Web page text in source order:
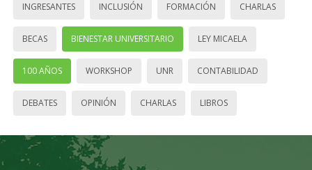
INGRESANTES INCLUSIÓN FORMACIÓN CHARLAS
BECAS BIENESTAR UNIVERSITARIO LEY MICAELA
100 AÑOS WORKSHOP UNR CONTABILIDAD
DEBATES OPINIÓN CHARLAS LIBROS